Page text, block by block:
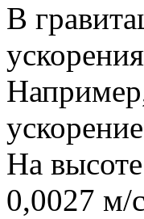
В
На
0,0027 м/